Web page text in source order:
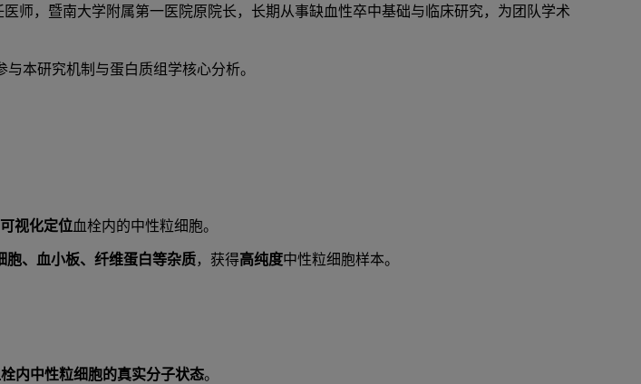
师，暨南大学附属第一医院原院长，长期从事缺血性卒中基础与临床研究，为团队学术
与本研究机制与蛋白质组学核心分析。
可视化定位血栓内的中性粒细胞。
胞、血小板、纤维蛋白等杂质，获得高纯度中性粒细胞样本。
内中性粒细胞的真实分子状态。